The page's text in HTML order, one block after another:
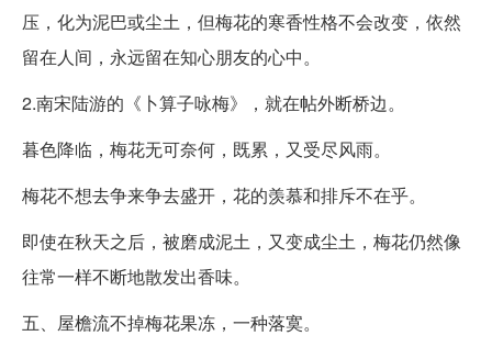
压，化为泥巴或尘土，但梅花的寒香性格不会改变，依然
留在人间，永远留在知心朋友的心中。
2.南宋陆游的《卜算子咏梅》，就在帖外断桥边。
暮色降临，梅花无可奈何，既累，又受尽风雨。
梅花不想去争来争去盛开，花的羡慕和排斥不在乎。
即使在秋天之后，被磨成泥土，又变成尘土，梅花仍然像
往常一样不断地散发出香味。
五、屋檐流不掉梅花果冻，一种落寞。